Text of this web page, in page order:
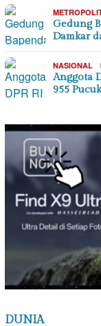
Gedung
Damkar
NASIONAL
Anggota
955
DUNIA